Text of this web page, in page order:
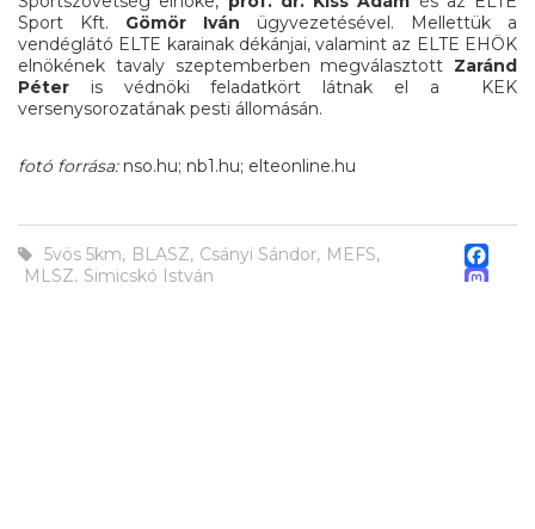
Sport Kft. Gömör Iván ügyvezetésével. Mellettük a
vendéglátó ELTE karainak dékánjai, valamint az ELTE EHÖK
elnökének tavaly szeptemberben megválasztott Zaránd
Péter is védnöki feladatkört látnak el a KEK
versenysorozatának pesti állomásán.
fotó forrása:nso.hu; nb1.hu; elteonline.hu
5vös 5km, BLASZ, Csányi Sándor, MEFS,
MLSZ, Simicskó István